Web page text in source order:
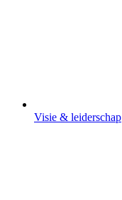
Visie & leiderschap